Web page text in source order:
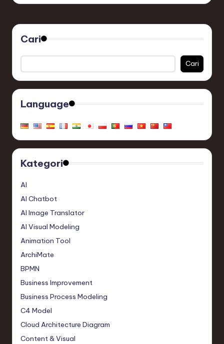
Cari
Cari
Language
Kategori
AI
AI Chatbot
AI Image Translator
AI Visual Modeling
Animation Tool
ArchiMate
BPMN
Business Improvement
Business Process Modeling
C4 Model
Cloud Architecture Diagram
Content & Visual